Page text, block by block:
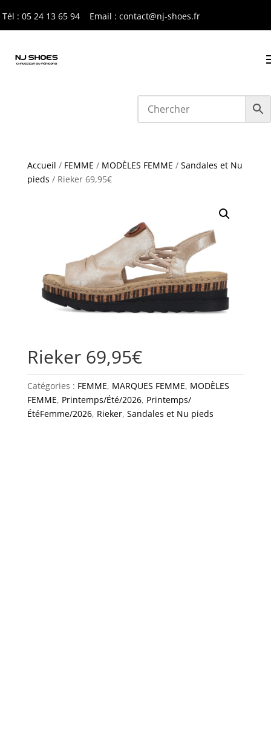
Tél : 05 24 13 65 94 Email : contact@nj-shoes.fr
Accueil / FEMME / MODÈLES FEMME / Sandales et Nu
pieds / Rieker 69,95€
Rieker 69,95€
Catégories : FEMME, MARQUES FEMME, MODÈLES
FEMME, Printemps/Été/2026, Printemps/
ÉtéFemme/2026, Rieker, Sandales et Nu pieds